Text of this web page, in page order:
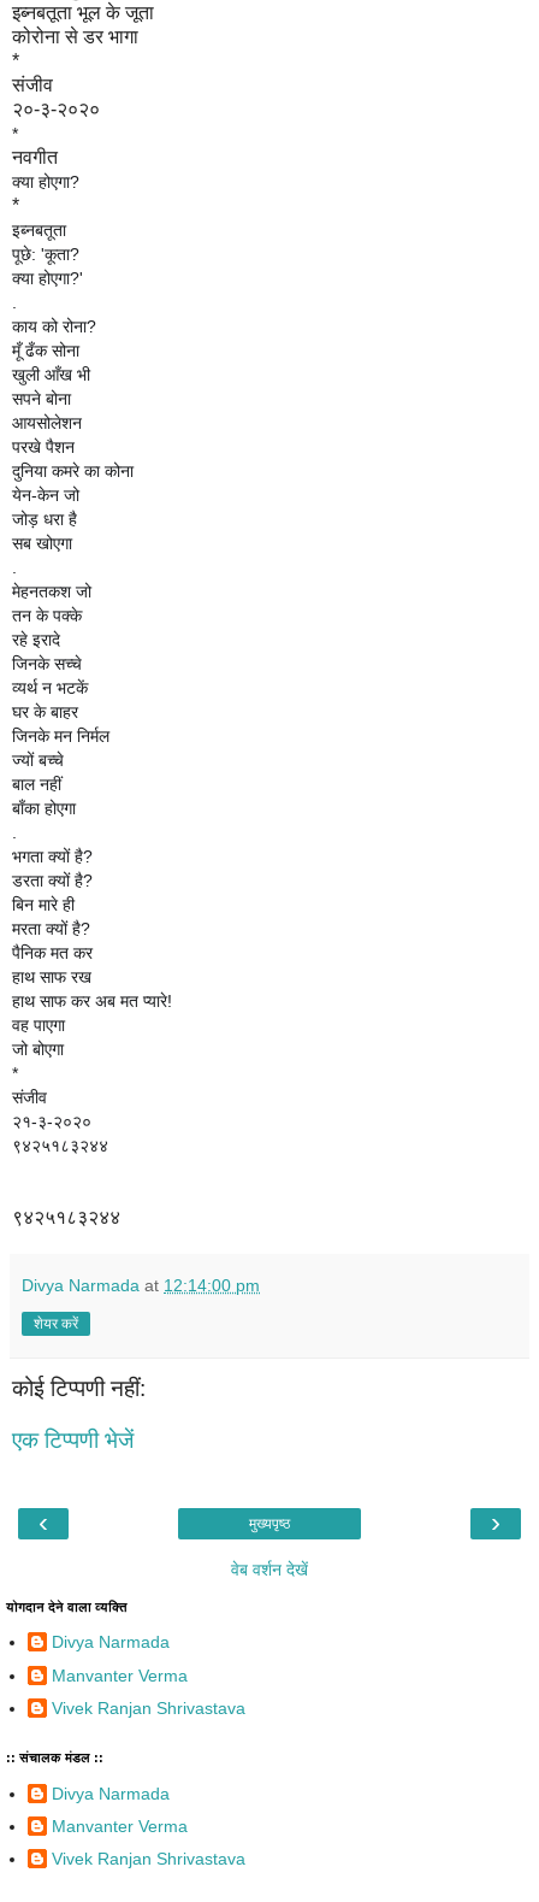
इब्नबतूता भूल के जूता
कोरोना से डर भागा
*
संजीव
२०-३-२०२०
*
नवगीत
क्या होएगा?
*
इब्नबतूता
पूछे: 'कूता?
क्या होएगा?'
काय को रोना?
मूँ ढँक सोना
खुली आँख भी
सपने बोना
आयसोलेशन
परखे पैशन
दुनिया कमरे का कोना
येन-केन जो
जोड़ धरा है
सब खोएगा
मेहनतकश जो
तन के पक्के
रहे इरादे
जिनके सच्चे
व्यर्थ न भटकें
घर के बाहर
जिनके मन निर्मल
ज्यों बच्चे
बाल नहीं
बाँका होएगा
भगता क्यों है?
डरता क्यों है?
बिन मारे ही
मरता क्यों है?
पैनिक मत कर
हाथ साफ रख
हाथ साफ कर अब मत प्यारे!
वह पाएगा
जो बोएगा
*
संजीव
२१-३-२०२०
९४२५१८३२४४
९४२५१८३२४४
Divya Narmada at 12:14:00 pm
शेयर करें
कोई टिप्पणी नहीं:
एक टिप्पणी भेजें
‹ ›
मुख्यपृष्ठ
वेब वर्शन देखें
योगदान देने वाला व्यक्ति
Divya Narmada
Manvanter Verma
Vivek Ranjan Shrivastava
:: संचालक मंडल ::
Divya Narmada
Manvanter Verma
Vivek Ranjan Shrivastava